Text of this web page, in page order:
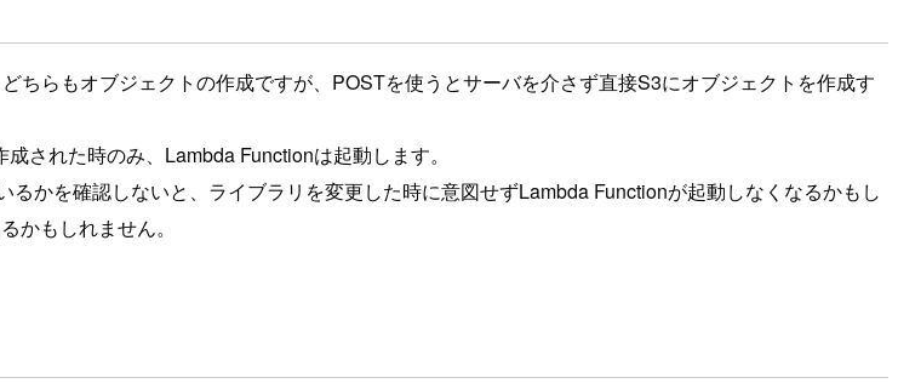
らもオブジェクトの作成ですが、POSTを使うとサーバを介さず直接S3にオブジェクトを作成す
された時のみ、Lambda Functionは起動します。
かを確認しないと、ライブラリを変更した時に意図せずLambda Functionが起動しなくなるかもし
かもしれません。